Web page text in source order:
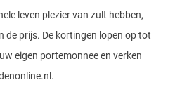
leven plezier van zult hebben,
de prijs. De kortingen lopen op tot
eigen portemonnee en verken